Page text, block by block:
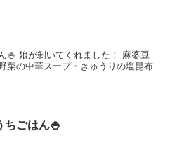
🍚 娘が剝いてくれました！ 麻婆豆
菜の中華スープ・きゅうりの塩昆布
ちごはん🍚